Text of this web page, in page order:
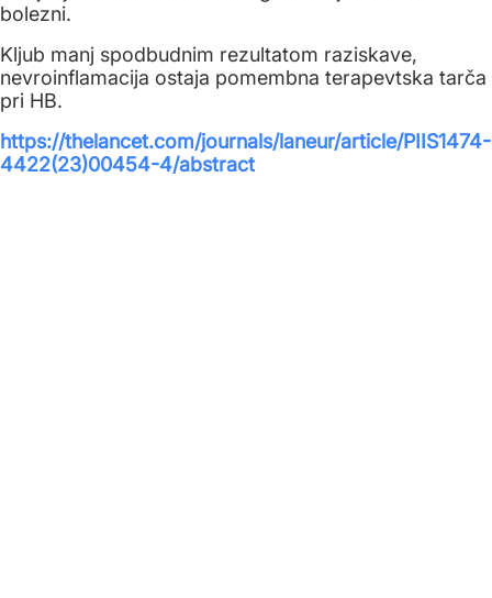
bolezni.
Kljub manj spodbudnim rezultatom raziskave,
nevroinflamacija ostaja pomembna terapevtska tarča
pri HB.
https://thelancet.com/journals/laneur/article/PIIS1474-
4422(23)00454-4/abstract